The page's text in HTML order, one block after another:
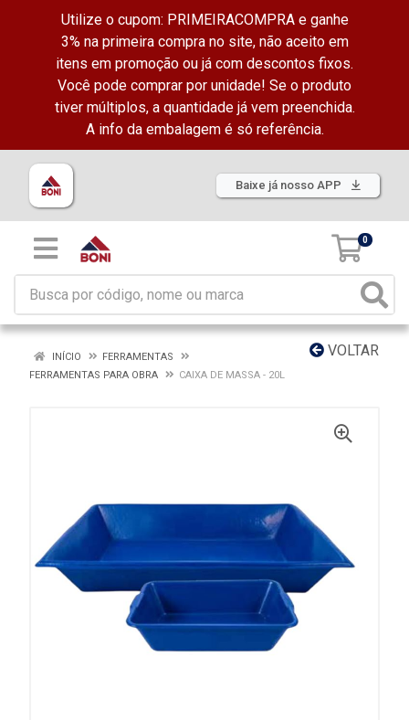
Utilize o cupom: PRIMEIRACOMPRA e ganhe
3% na primeira compra no site, não aceito em
itens em promoção ou já com descontos fixos.
Você pode comprar por unidade! Se o produto
tiver múltiplos, a quantidade já vem preenchida.
A info da embalagem é só referência.
Baixe já nosso APP
0
VOLTAR
INÍCIO
FERRAMENTAS
FERRAMENTAS PARA OBRA
CAIXA DE MASSA - 20L